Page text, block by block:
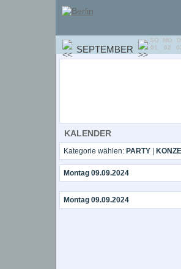
KALENDER
Kategorie wählen: PARTY|
Montag 09.09.2024
Montag 09.09.2024
SEPTEMBER
SO
01
MO
02